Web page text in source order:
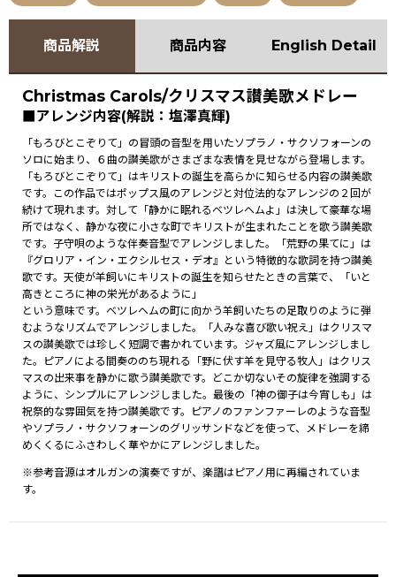
商品解説 商品内容 English Detail
Christmas Carols/クリスマス讃美歌メドレー
■アレンジ内容(解説：塩澤真輝)
「もろびとこぞりて」の冒頭の音型を用いたソプラノ・サクソフォーンの
ソロに始まり、６曲の讃美歌がさまざまな表情を見せながら登場します。
「もろびとこぞりて」はキリストの誕生を高らかに知らせる内容の讃美歌
です。この作品ではポップス風のアレンジと対位法的なアレンジの２回が
続けて現れます。対して「静かに眠れるベツレヘムよ」は決して豪華な場
所ではなく、静かな夜に小さな町でキリストが生まれたことを歌う讃美歌
です。子守唄のような伴奏音型でアレンジしました。「荒野の果てに」は
『グロリア・イン・エクシルセス・デオ』という特徴的な歌詞を持つ讃美
歌です。天使が羊飼いにキリストの誕生を知らせたときの言葉で、「いと
高きところに神の栄光があるように」
という意味です。ベツレヘムの町に向かう羊飼いたちの足取りのように弾
むようなリズムでアレンジしました。「人みな喜び歌い祝え」はクリスマ
スの讃美歌では珍しく短調で書かれています。ジャズ風にアレンジしまし
た。ピアノによる間奏ののち現れる「野に伏す羊を見守る牧人」はクリス
マスの出来事を静かに歌う讃美歌です。どこか切ないその旋律を強調する
ように、シンプルにアレンジしました。最後の「神の御子は今宵しも」は
祝祭的な雰囲気を持つ讃美歌です。ピアノのファンファーレのような音型
やソプラノ・サクソフォーンのグリッサンドなどを使って、メドレーを締
めくくるにふさわしく華やかにアレンジしました。
※参考音源はオルガンの演奏ですが、楽譜はピアノ用に再編されていま
す。